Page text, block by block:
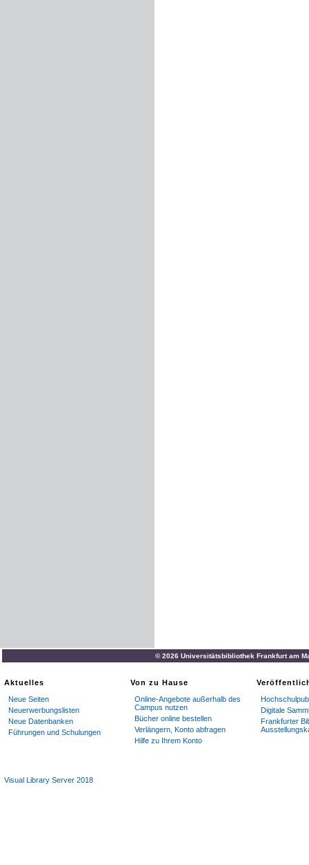
© 2026 Universitätsbibliothek Frankfurt am
Aktuelles
Neue Seiten
Neuerwerbungslisten
Neue Datenbanken
Führungen und Schulungen
Von zu Hause
Online-Angebote außerhalb des
Campus nutzen
Bücher online bestellen
Verlängern, Konto abfragen
Hilfe zu Ihrem Konto
Digitale
Frankfurter
Visual Library Server 2018